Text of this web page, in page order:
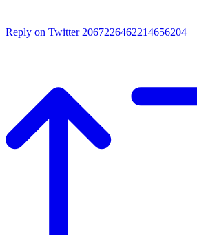
Reply on Twitter 2067226462214656204